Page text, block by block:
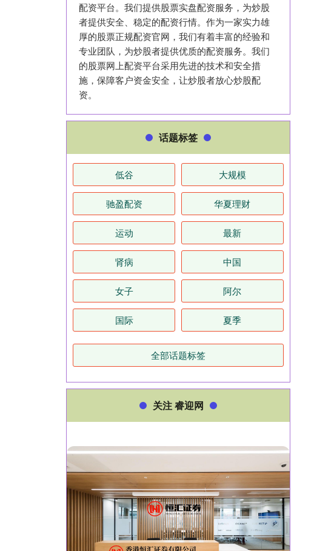
配资平台。我们提供股票实盘配资服务，为炒股
者提供安全、稳定的配资行情。作为一家实力雄
厚的股票正规配资官网，我们有着丰富的经验和
专业团队，为炒股者提供优质的配资服务。我们
的股票网上配资平台采用先进的技术和安全措
施，保障客户资金安全，让炒股者放心炒股配
资。
话题标签
低谷 大规模
驰盈配资 华夏理财
运动 最新
肾病 中国
女子 阿尔
国际 夏季
全部话题标签
关注 睿迎网